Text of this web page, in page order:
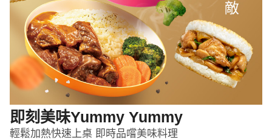
即刻美味Yummy Yummy
輕鬆加熱快速上桌 即時品嚐美味料理